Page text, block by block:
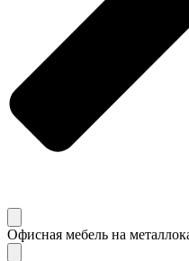
Офисная мебель на